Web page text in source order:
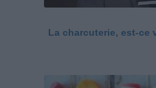
La charcuterie, est-ce